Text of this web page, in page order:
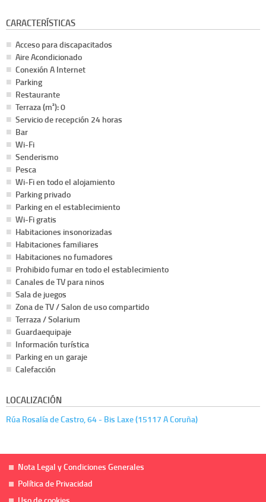
CARACTERÍSTICAS
Acceso para discapacitados
Aire Acondicionado
Conexión A Internet
Parking
Restaurante
Terraza (m²): 0
Servicio de recepción 24 horas
Bar
Wi-Fi
Senderismo
Pesca
Wi-Fi en todo el alojamiento
Parking privado
Parking en el establecimiento
Wi-Fi gratis
Habitaciones insonorizadas
Habitaciones familiares
Habitaciones no fumadores
Prohibido fumar en todo el establecimiento
Canales de TV para ninos
Sala de juegos
Zona de TV / Salon de uso compartido
Terraza / Solarium
Guardaequipaje
Información turística
Parking en un garaje
Calefacción
LOCALIZACIÓN
Rúa Rosalía de Castro, 64 - Bis Laxe (15117 A Coruña)
Nota Legal y Condiciones Generales
Política de Privacidad